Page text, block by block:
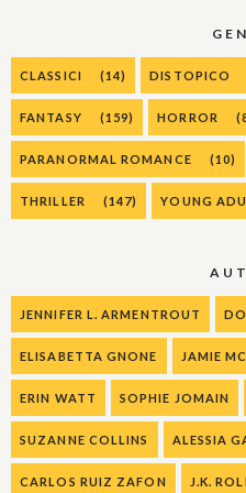
CLASSICI (14) DISTOPICO
FANTASY (159) HORROR
PARANORMAL ROMANCE (10)
THRILLER (147) YOUNG
JENNIFER L. ARMENTROUT
ELISABETTA GNONE JAMIE
ERIN WATT SOPHIE JOMAIN
SUZANNE COLLINS ALESSIA
CARLOS RUIZ ZAFON J.K.